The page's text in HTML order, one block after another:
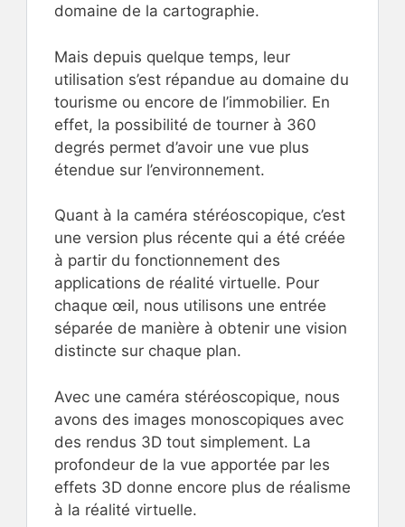
domaine de la cartographie.
Mais depuis quelque temps, leur
utilisation s’est répandue au domaine du
tourisme ou encore de l’immobilier. En
effet, la possibilité de tourner à 360
degrés permet d’avoir une vue plus
étendue sur l’environnement.
Quant à la caméra stéréoscopique, c’est
une version plus récente qui a été créée
à partir du fonctionnement des
applications de réalité virtuelle. Pour
chaque œil, nous utilisons une entrée
séparée de manière à obtenir une vision
distincte sur chaque plan.
Avec une caméra stéréoscopique, nous
avons des images monoscopiques avec
des rendus 3D tout simplement. La
profondeur de la vue apportée par les
effets 3D donne encore plus de réalisme
à la réalité virtuelle.